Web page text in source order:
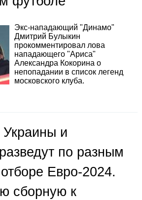
Экс-нападающий "Динамо"
Дмитрий Булыкин
прокомментировал лова
нападающего "Ариса"
Александра Кокорина о
непопадании в список легенд
московского клуба.
и
по разным
Евро-2024.
сборную к